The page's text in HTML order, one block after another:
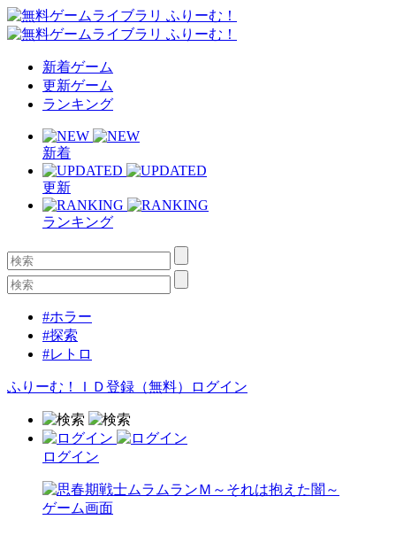
新着ゲーム
更新ゲーム
ランキング
新着
更新
ランキング
#ホラー
#探索
#レトロ
ふりーむ！ＩＤ登録（無料） ログイン
ログイン